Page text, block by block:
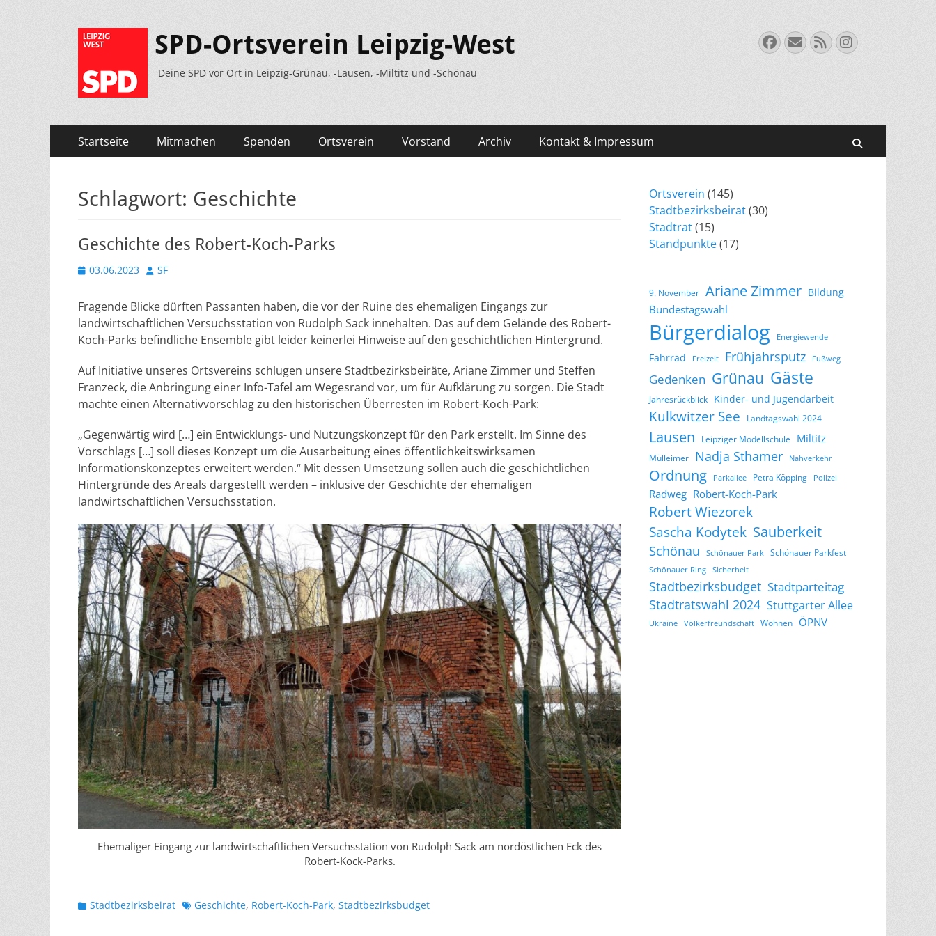
SPD-Ortsverein Leipzig-West
Deine SPD vor Ort in Leipzig-Grünau, -Lausen, -Miltitz und -Schönau
Facebook
E-
Mail
FeedInstagram
Primäres
Menü
Inhalt
Startseite Mitmachen Spenden Ortsverein Vorstand Archiv Kontakt & Impressum
Schlagwort: Geschichte
Geschichte des Robert-Koch-Parks
Veröffentlicht
03.06.2023 Autor
SF
Fragende Blicke dürften Passanten haben, die vor der Ruine des ehemaligen Eingangs zur
landwirtschaftlichen Versuchsstation von Rudolph Sack innehalten. Das auf dem Gelände des Robert-
Koch-Parks befindliche Ensemble gibt leider keinerlei Hinweise auf den geschichtlichen Hintergrund.
Auf Initiative unseres Ortsvereins schlugen unsere Stadtbezirksbeiräte, Ariane Zimmer und Steffen
Franzeck, die Anbringung einer Info-Tafel am Wegesrand vor, um für Aufklärung zu sorgen. Die Stadt
machte einen Alternativvorschlag zu den historischen Überresten im Robert-Koch-Park:
„Gegenwärtig wird […] ein Entwicklungs- und Nutzungskonzept für den Park erstellt. Im Sinne des
Vorschlags […] soll dieses Konzept um die Ausarbeitung eines öffentlichkeitswirksamen
Informationskonzeptes erweitert werden.“ Mit dessen Umsetzung sollen auch die geschichtlichen
Hintergründe des Areals dargestellt werden – inklusive der Geschichte der ehemaligen
landwirtschaftlichen Versuchsstation.
Ehemaliger Eingang zur landwirtschaftlichen Versuchsstation von Rudolph Sack am nordöstlichen Eck des
Robert-Kock-Parks.
Kategorien
Stadtbezirksbeirat Schlagworte
Geschichte, Robert-Koch-Park, Stadtbezirksbudget
Ortsverein (145)
Stadtbezirksbeirat(30)
Stadtrat(15)
Standpunkte(17)
9. November Ariane Zimmer Bildung
Bundestagswahl
Bürgerdialog Energiewende
Fahrrad Freizeit Frühjahrsputz Fußweg
Gedenken Grünau Gäste
Jahresrückblick Kinder- und Jugendarbeit
Kulkwitzer See Landtagswahl 2024
Lausen Leipziger Modellschule Miltitz
Mülleimer Nadja Sthamer Nahverkehr
Ordnung Parkallee Petra Köpping Polizei
Radweg Robert-Koch-Park
Robert Wiezorek
Sascha Kodytek Sauberkeit
Schönau Schönauer Park Schönauer Parkfest
Schönauer Ring Sicherheit
Stadtbezirksbudget Stadtparteitag
Stadtratswahl 2024 Stuttgarter Allee
Ukraine Völkerfreundschaft Wohnen ÖPNV